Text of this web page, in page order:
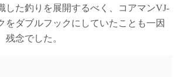
した釣りを展開するべく、コアマンVJ-
をダブルフックにしていたことも一因
残念でした。